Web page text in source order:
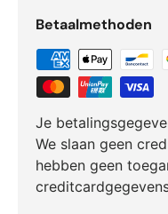
Betaalmethoden
Je
We slaan geen
hebben geen